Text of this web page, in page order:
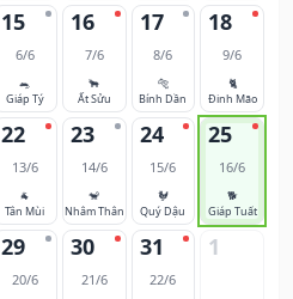
15
6/6
🐀
Giáp Tý
16
7/6
🐂
Ất Sửu
17
8/6
🐅
Bính Dần
18
9/6
🐈
Đinh Mão
22
13/6
🐐
Tân Mùi
23
14/6
🐒
Nhâm Thân
24
15/6
🐓
Quý Dậu
25
16/6
🐕
Giáp Tuất
29
20/6
30
21/6
31
22/6
1